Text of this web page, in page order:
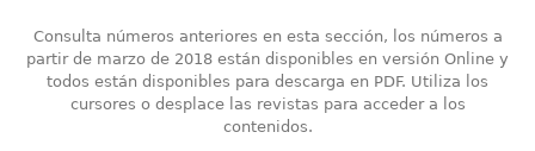
Consulta números anteriores en esta sección, los números a
partir de marzo de 2018 están disponibles en versión Online y
todos están disponibles para descarga en PDF. Utiliza los
cursores o desplace las revistas para acceder a los
contenidos.